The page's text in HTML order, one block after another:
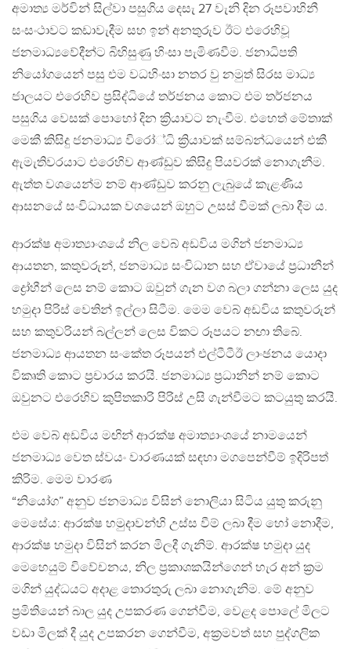
අමාත්‍ය මර්වින් සිල්වා පසුගිය දෙසැ 27 වැනි දින රූපවාහිනී
සංසංථාවට කඩාවැදීම සහ ඉන් අනතුරුව ඊට එරෙහිවූ
ජනමාධ්‍යවේදීන්ට බිහිසුණු හිංසා පැමිණවීම. ජනාධිපති
නියෝගයෙන් පසු එම වධහිංසා නතර වු නමුත් සිරස මාධ්‍ය
ජාලයට එරෙහිව ප්‍රසිද්ධියේ තර්ජනය කොට එම තර්ජනය
පසුගිය වෙසක් පොහෝ දින ක්‍රියාවට නැංවීම. එහෙත් මේතාක්
මෙකී කිසිදු ජනමාධ්‍ය විරෝ්ධි ක්‍රියාවක් සම්බන්ධයෙන් එකී
ඇමැතිවරයාට එරෙහිව ආණ්ඩුව කිසිදු පියවරක් නොගැනීම.
ඇත්ත වශයෙන්ම නම් ආණ්ඩුව කරනු ලැබුයේ කැළණිය
ආසනයේ සංවිධායක වශයෙන් ඔහුට උසස් වීමක් ලබා දීම ය.
ආරක්ෂ අමාත්‍යාංශයේ නිල වෙබ් අඩවිය මගින් ජනමාධ්‍ය
ආයතන, කතුවරුන්, ජනමාධ්‍ය සංවිධාන සහ ඒවායේ ප්‍රධානීන්
ද්‍රෝහීන් ලෙස නම් කොට ඔවුන් ගැන වග බලා ගන්නා ලෙස යුද
හමුදා පිරිස් වෙතින් ඉල්ලා සිටීම. මෙම වෙබ් අඩවිය කතුවරුන්
සහ කතුවරියන් බල්ලන් ලෙස විකට රූපයට නඟා තිබේ.
ජනමාධ්‍ය ආයතන සංකේත රූපයන් එල්ටීටීඊ ලාංඡනය යොදා
විකෘති කොට ප්‍රචාරය කරයි. ජනමාධ්‍ය ප්‍රධානින් නම් කොට
ඔවුනට එරෙහිව කුපිතකාරි පිරිස් උසි ගැන්වීමට කටයුතු කරයි.
එම වෙබ් අඩවිය මඟින් ආරක්ෂ අමාත්‍යාංශයේ නාමයෙන්
ජනමාධ්‍ය වෙත ස්වයං වාරණයක් සඳහා මගපෙන්වීම් ඉදිරිපත්
කිරිම. මෙම වාරණ
“නියෝග” අනුව ජනමාධ්‍ය විසින් නොලියා සිටිය යුතු කරුනු
මෙසේය: ආරක්ෂ හමුදාවන්හි උස්ස වීම් ලබා දීම හෝ නොදීම,
ආරක්ෂ හමුදා විසින් කරන මිලදී ගැනිම්. ආරක්ෂ හමුදා යුද
මෙහෙයුම් විවේචනය, නිල ප්‍රකාශකයින්ගෙන් හැර අන් ක්‍රම
මගින් යුද්ධයට අදාළ තොරතුරු ලබා නොගැනිම. මේ අනුව
ප්‍රමිතියෙන් බාල යුද උපකරණ ගෙන්වීම, වෙළද පොලේ මිලට
වඩා මිලක් දී යුද උපකරන ගෙන්වීම, අක්‍රමවත් සහ පුද්ගලික